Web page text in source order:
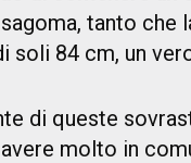
tanto che
soli 84 cm, un
di queste
molto in